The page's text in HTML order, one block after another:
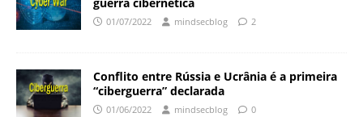
01/07/2022 mindsecblog 2
Conflito entre Rússia e Ucrânia é a primeira
“ciberguerra” declarada
01/06/2022 mindsecblog 0